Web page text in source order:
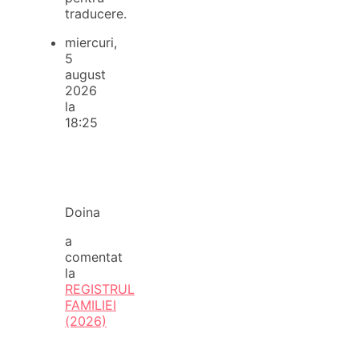
traducere.
miercuri,
5
august
2026
la
18:25
Doina
a
comentat
la
REGISTRUL
FAMILIEI
(2026)